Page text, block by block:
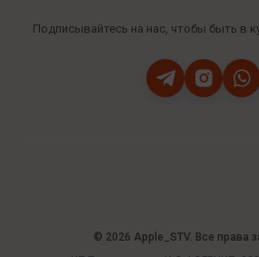
Подписывайтесь на нас, чтобы быть в
© 2026 Apple_STV. Все права